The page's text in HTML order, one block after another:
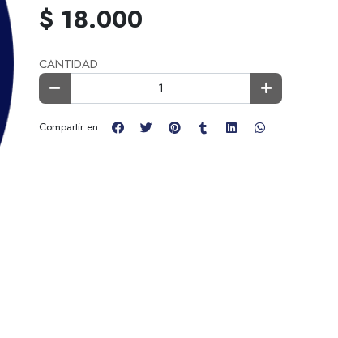
$ 18.000
CANTIDAD
Compartir en: